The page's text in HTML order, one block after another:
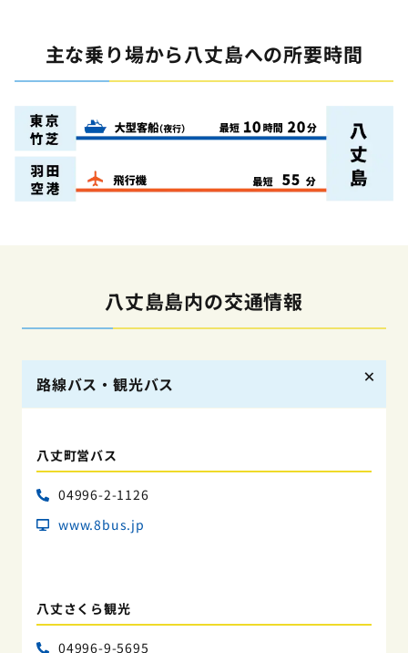
主な乗り場から八丈島への所要時間
八丈島島内の交通情報
路線バス・観光バス
八丈町営バス
04996-2-1126
www.8bus.jp
八丈さくら観光
04996-9-5695